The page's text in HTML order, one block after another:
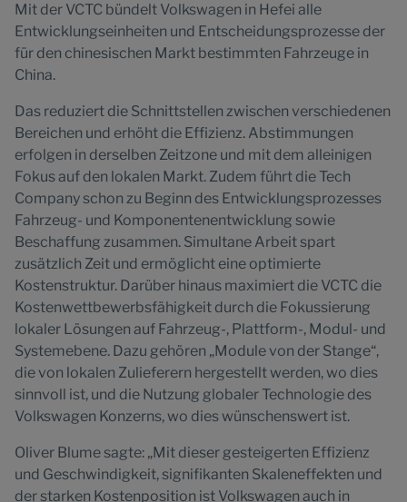
Mit der VCTC bündelt Volkswagen in Hefei alle
Entwicklungseinheiten und Entscheidungsprozesse der
für den chinesischen Markt bestimmten Fahrzeuge in
China.
Das reduziert die Schnittstellen zwischen verschiedenen
Bereichen und erhöht die Effizienz. Abstimmungen
erfolgen in derselben Zeitzone und mit dem alleinigen
Fokus auf den lokalen Markt. Zudem führt die Tech
Company schon zu Beginn des Entwicklungsprozesses
Fahrzeug- und Komponentenentwicklung sowie
Beschaffung zusammen. Simultane Arbeit spart
zusätzlich Zeit und ermöglicht eine optimierte
Kostenstruktur. Darüber hinaus maximiert die VCTC die
Kostenwettbewerbsfähigkeit durch die Fokussierung
lokaler Lösungen auf Fahrzeug-, Plattform-, Modul- und
Systemebene. Dazu gehören „Module von der Stange“,
die von lokalen Zulieferern hergestellt werden, wo dies
sinnvoll ist, und die Nutzung globaler Technologie des
Volkswagen Konzerns, wo dies wünschenswert ist.
Oliver Blume sagte: „Mit dieser gesteigerten Effizienz
und Geschwindigkeit, signifikanten Skaleneffekten und
der starken Kostenposition ist Volkswagen auch in